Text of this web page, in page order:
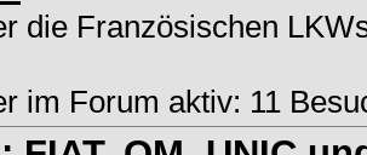
die Französischen
im Forum aktiv: 11